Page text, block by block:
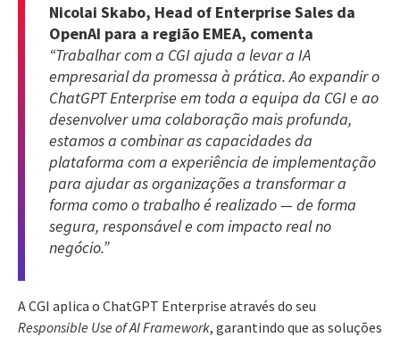
Nicolai Skabo, Head of Enterprise Sales da
OpenAI para a região EMEA, comenta
“Trabalhar com a CGI ajuda a levar a IA
empresarial da promessa à prática. Ao expandir o
ChatGPT Enterprise em toda a equipa da CGI e ao
desenvolver uma colaboração mais profunda,
estamos a combinar as capacidades da
plataforma com a experiência de implementação
para ajudar as organizações a transformar a
forma como o trabalho é realizado — de forma
segura, responsável e com impacto real no
negócio.”
A CGI aplica o ChatGPT Enterprise através do seu
Responsible Use of AI Framework, garantindo que as soluções